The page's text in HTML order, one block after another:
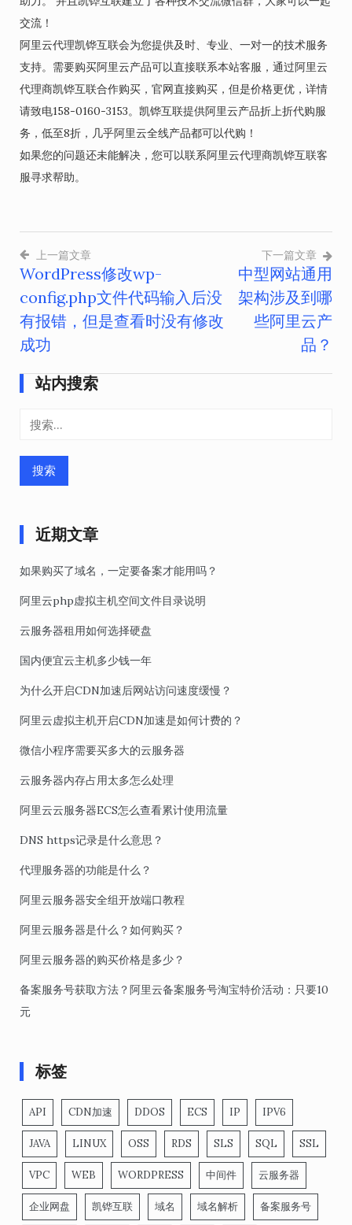
交流！
阿里云代理凯铧互联会为您提供及时、专业、一对一的技术服务
支持。需要购买阿里云产品可以直接联系本站客服，通过阿里云
代理商凯铧互联合作购买，官网直接购买，但是价格更优，详情
请致电158-0160-3153。凯铧互联提供阿里云产品折上折代购服
务，低至8折，几乎阿里云全线产品都可以代购！
如果您的问题还未能解决，您可以联系阿里云代理商凯铧互联客
服寻求帮助。
文
章
导
航
上一篇文章
WordPress修改wp-
config.php文件代码输入后没
有报错，但是查看时没有修改
成功
下一篇文章
中型网站通用
架构涉及到哪
些阿里云产
品？
站内搜索
近期文章
如果购买了域名，一定要备案才能用吗？
阿里云php虚拟主机空间文件目录说明
云服务器租用如何选择硬盘
国内便宜云主机多少钱一年
为什么开启CDN加速后网站访问速度缓慢？
阿里云虚拟主机开启CDN加速是如何计费的？
微信小程序需要买多大的云服务器
云服务器内存占用太多怎么处理
阿里云云服务器ECS怎么查看累计使用流量
DNS https记录是什么意思？
代理服务器的功能是什么？
阿里云服务器安全组开放端口教程
阿里云服务器是什么？如何购买？
阿里云服务器的购买价格是多少？
备案服务号获取方法？阿里云备案服务号淘宝特价活动：只要10
元
标签
API CDN加速 DDOS ECS IP IPV6
JAVA LINUX OSS RDS SLS SQL SSL
VPC WEB WORDPRESS 中间件 云服务器
企业网盘 凯铧互联 域名 域名解析 备案服务号